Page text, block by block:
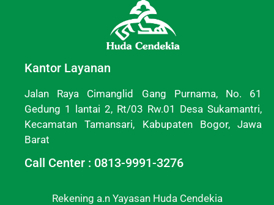
Kantor Layanan
Jalan Raya Cimanglid Gang Purnama, No. 61
Gedung 1 lantai 2, Rt/03 Rw.01 Desa Sukamantri,
Kecamatan Tamansari, Kabupaten Bogor, Jawa
Barat
Call Center : 0813-9991-3276
Rekening a.n Yayasan Huda Cendekia